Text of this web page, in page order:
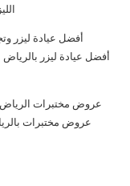
أفضل عيادة ليزر
أفضل عيادة ليزر
عروض مختبرات